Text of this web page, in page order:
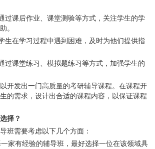
过课后作业、课堂测验等方式，关注学生的学
。
生在学习过程中遇到困难，及时为他们提供指
过课堂练习、模拟题练习等方式，加强学生的
开发出一门高质量的考研辅导课程。在课程开
的需求，设计出合适的课程内容，以保证课程
择？
班需要考虑以下几个方面：
家有经验的辅导班，最好选择一位在该领域具